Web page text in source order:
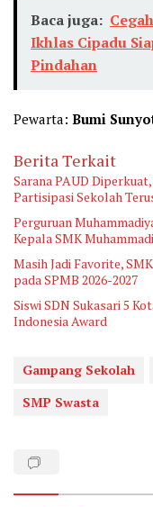
Baca juga:
Ikhlas Cipadu
Pindahan
Pewarta: Bumi
Berita Terkait
Sarana PAUD
Partisipasi Sekolah
Perguruan
Kepala SMK
Masih Jadi Favorite,
pada SPMB 2026-2027
Siswi SDN Sukasari 5
Indonesia Award
Gampang Sekolah
SMP Swasta